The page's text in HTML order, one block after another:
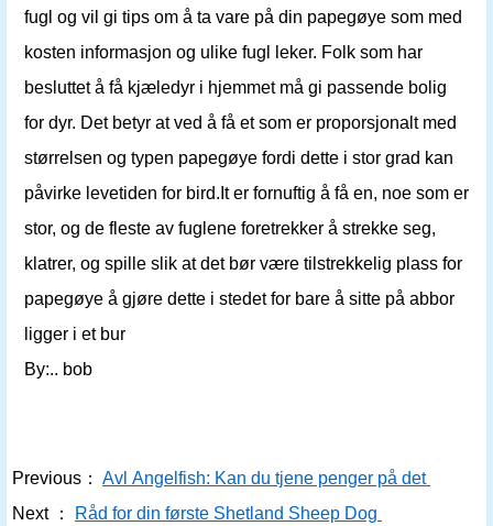
fugl og vil gi tips om å ta vare på din papegøye som med
kosten informasjon og ulike fugl leker. Folk som har
besluttet å få kjæledyr i hjemmet må gi passende bolig
for dyr. Det betyr at ved å få et som er proporsjonalt med
størrelsen og typen papegøye fordi dette i stor grad kan
påvirke levetiden for bird.It er fornuftig å få en, noe som er
stor, og de fleste av fuglene foretrekker å strekke seg,
klatrer, og spille slik at det bør være tilstrekkelig plass for
papegøye å gjøre dette i stedet for bare å sitte på abbor
ligger i et bur
By:.. bob
Previous： Avl Angelfish: Kan du tjene penger på det
Next ：
Råd for din første Shetland Sheep Dog